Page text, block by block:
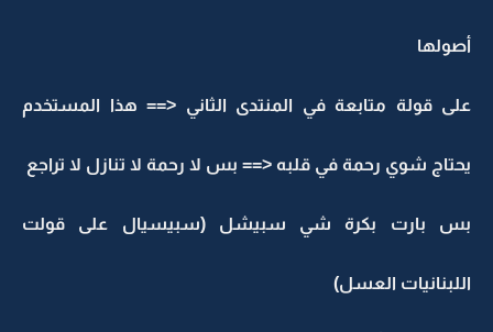
أصولها
على قولة متابعة في المنتدى الثاني <== هذا المستخدم
يحتاج شوي رحمة في قلبه <== بس لا رحمة لا تنازل لا تراجع
بس بارت بكرة شي سبيشل (سبيسيال على قولت
اللبنانيات العسل)